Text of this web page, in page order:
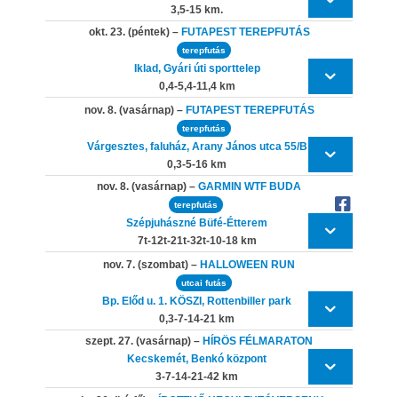
3,5-15 km.
okt. 23. (péntek) – FUTAPEST TEREPFUTÁS
terepfutás
Iklad, Gyári úti sporttelep
0,4-5,4-11,4 km
nov. 8. (vasárnap) – FUTAPEST TEREPFUTÁS
terepfutás
Várgesztes, faluház, Arany János utca 55/B
0,3-5-16 km
nov. 8. (vasárnap) – GARMIN WTF BUDA
terepfutás
Szépjuhászné Büfé-Étterem
7t-12t-21t-32t-10-18 km
nov. 7. (szombat) – HALLOWEEN RUN
utcai futás
Bp. Előd u. 1. KÖSZI, Rottenbiller park
0,3-7-14-21 km
szept. 27. (vasárnap) – HÍRÖS FÉLMARATON
Kecskemét, Benkó központ
3-7-14-21-42 km